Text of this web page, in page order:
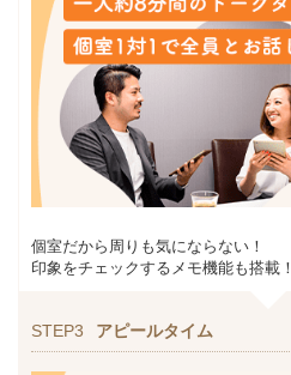
個室だから周りも気にならない！
印象をチェックするメモ機能も搭載！
STEP3 アピールタイム